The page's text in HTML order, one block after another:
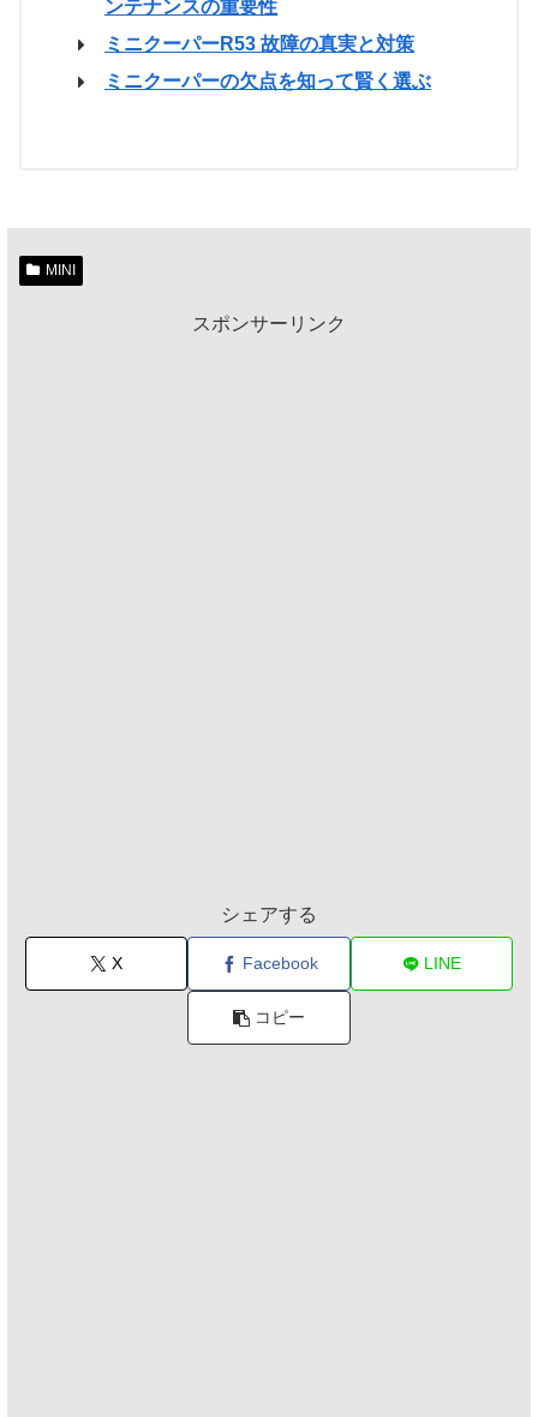
ンテナンスの重要性
ミニクーパーR53 故障の真実と対策
ミニクーパーの欠点を知って賢く選ぶ
MINI
スポンサーリンク
シェアする
X Facebook LINE
コピー